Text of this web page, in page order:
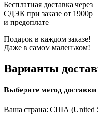
Бесплатная доставка через
СДЭК при заказе от 1900р
и предоплате
Подарок в каждом заказе!
Даже в самом маленьком!
Варианты
Выберите метод доставки
Ваша страна: США (United